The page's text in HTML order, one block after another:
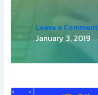
Leave a Comment
January 3, 2019